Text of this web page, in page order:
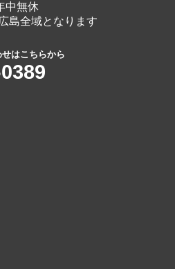
中無休
島全域となります
はこちらから